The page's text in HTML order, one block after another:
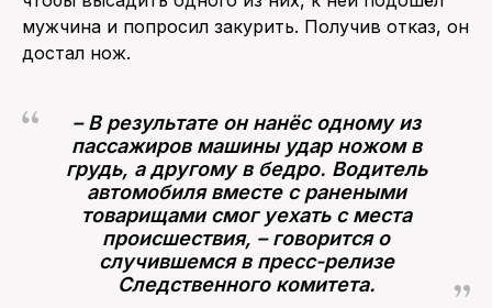
мужчина и попросил закурить. Получив отказ, он
достал нож.
– В результате он нанёс одному из
пассажиров машины удар ножом в
грудь, а другому в бедро. Водитель
автомобиля вместе с ранеными
товарищами смог уехать с места
происшествия, – говорится о
случившемся в пресс-релизе
Следственного комитета.